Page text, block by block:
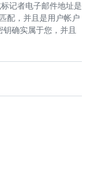
记者电子邮件地址是
配，并且是用户帐户
确实属于您，并且